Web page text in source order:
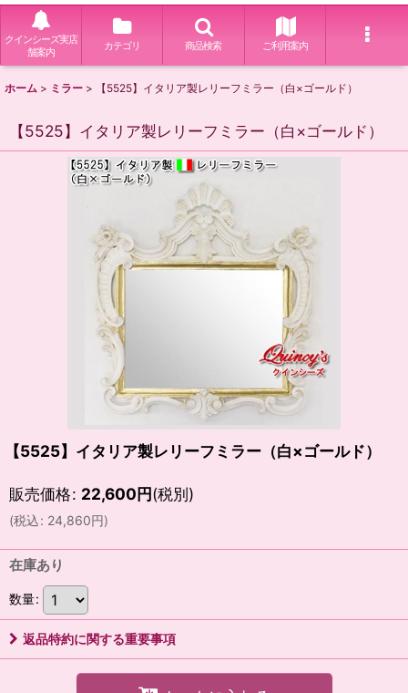
クインシーズ実店
舗案内
カテゴリ 商品検索 ご利用案内
ホーム > ミラー > 【5525】イタリア製レリーフミラー（白×ゴールド）
【5525】イタリア製レリーフミラー（白×ゴールド）
【5525】イタリア製レリーフミラー（白×ゴールド）
販売価格: 22,600円(税別)
(税込: 24,860円)
在庫あり
数量:
返品特約に関する重要事項